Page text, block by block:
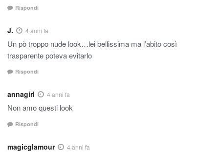
Rispondi
J. 4 anni fa
Un pò troppo nude look…lei bellissima ma l’abito così
trasparente poteva evitarlo
Rispondi
annagirl 4 anni fa
Non amo questi look
Rispondi
magicglamour 4 anni fa